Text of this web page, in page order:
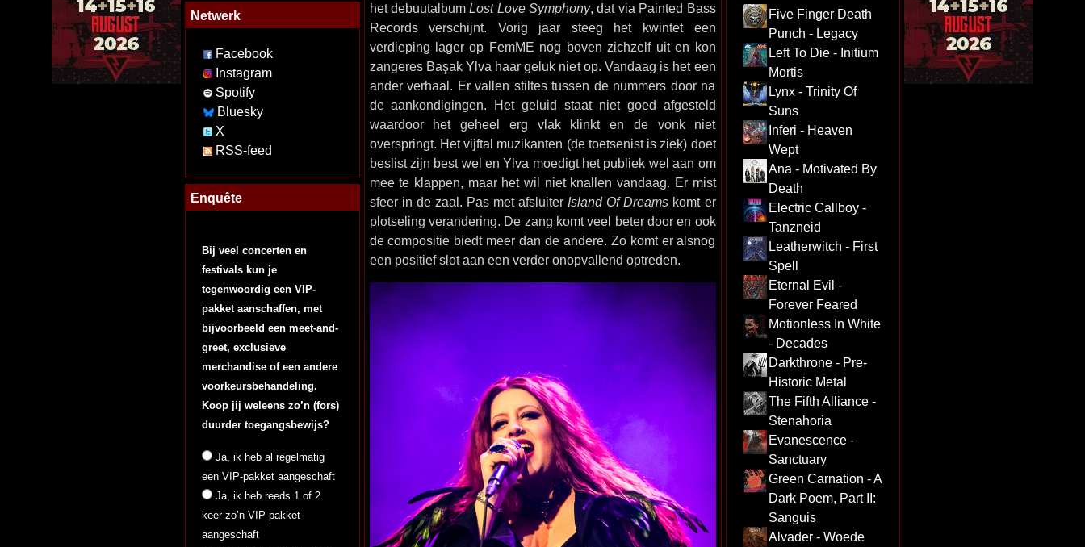
Netwerk
Facebook
Instagram
Spotify
Bluesky
X
RSS-feed
Enquête
Bij veel concerten en
festivals kun je
tegenwoordig een VIP-
pakket aanschaffen, met
bijvoorbeeld een meet-and-
greet, exclusieve
merchandise of een andere
voorkeursbehandeling.
Koop jij weleens zo’n (fors)
duurder toegangsbewijs?
Ja, ik heb al regelmatig
een VIP-pakket aangeschaft
Ja, ik heb reeds 1 of 2
keer zo’n VIP-pakket
aangeschaft
het debuutalbumLost Love Symphony, dat via Painted Bass
Records verschijnt. Vorig jaar steeg het kwintet een
verdieping lager op FemME nog boven zichzelf uit en kon
zangeres Başak Ylva haar geluk niet op. Vandaag is het een
ander verhaal. Er vallen stiltes tussen de nummers door na
de aankondigingen. Het geluid staat niet goed afgesteld
waardoor het geheel erg vlak klinkt en de vonk niet
overspringt. Het vijftal muzikanten (de toetsenist is ziek) doet
beslist zijn best wel en Ylva moedigt het publiek wel aan om
mee te klappen, maar het wil niet knallen vandaag. Er mist
sfeer in de zaal. Pas met afsluiter Island Of Dreams komt er
plotseling verandering. De zang komt veel beter door en ook
de compositie biedt meer dan de andere. Zo komt er alsnog
een positief slot aan een verder onopvallend optreden.
Five Finger Death
Punch - Legacy
Left To Die - Initium
Mortis
Lynx - Trinity Of
Suns
Inferi - Heaven
Wept
Ana - Motivated By
Death
Electric Callboy -
Tanzneid
Leatherwitch - First
Spell
Eternal Evil -
Forever Feared
Motionless In White
- Decades
Darkthrone - Pre-
Historic Metal
The Fifth Alliance -
Stenahoria
Evanescence -
Sanctuary
Green Carnation - A
Dark Poem, Part II:
Sanguis
Alvader - Woede